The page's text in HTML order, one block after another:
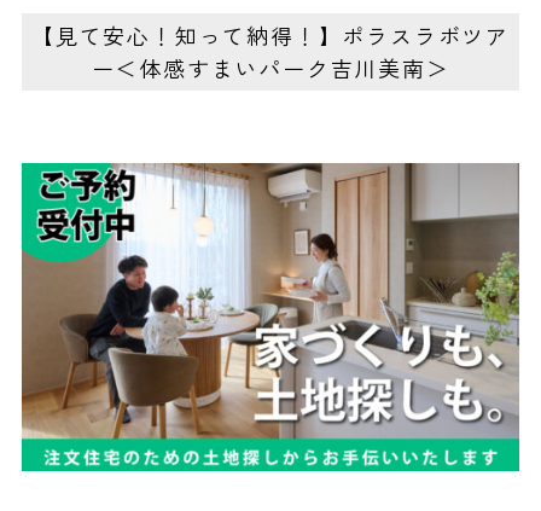
【見て安心！知って納得！】ポラスラボツア
ー＜体感すまいパーク吉川美南＞